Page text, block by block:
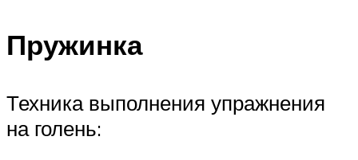
Пружинка
Техника выполнения упражнения
на голень: